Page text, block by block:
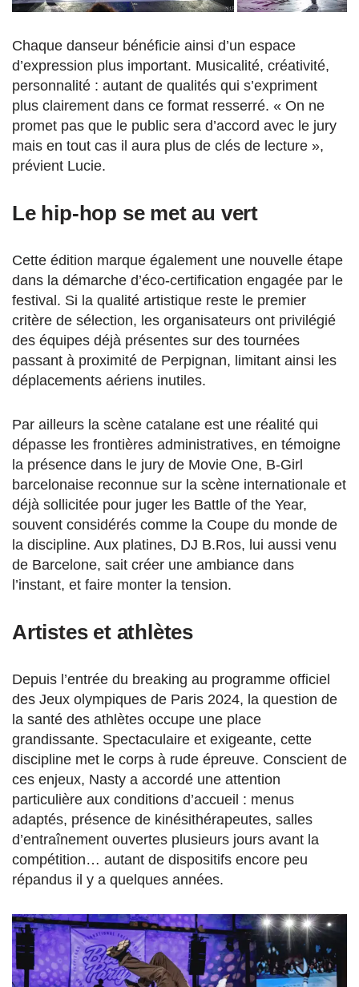
Chaque danseur bénéficie ainsi d’un espace
d’expression plus important. Musicalité, créativité,
personnalité : autant de qualités qui s’expriment
plus clairement dans ce format resserré. « On ne
promet pas que le public sera d’accord avec le jury
mais en tout cas il aura plus de clés de lecture »,
prévient Lucie.
Le hip-hop se met au vert
Cette édition marque également une nouvelle étape
dans la démarche d’éco-certification engagée par le
festival. Si la qualité artistique reste le premier
critère de sélection, les organisateurs ont privilégié
des équipes déjà présentes sur des tournées
passant à proximité de Perpignan, limitant ainsi les
déplacements aériens inutiles.
Par ailleurs la scène catalane est une réalité qui
dépasse les frontières administratives, en témoigne
la présence dans le jury de Movie One, B-Girl
barcelonaise reconnue sur la scène internationale et
déjà sollicitée pour juger les Battle of the Year,
souvent considérés comme la Coupe du monde de
la discipline. Aux platines, DJ B.Ros, lui aussi venu
de Barcelone, sait créer une ambiance dans
l’instant, et faire monter la tension.
Artistes et athlètes
Depuis l’entrée du breaking au programme officiel
des Jeux olympiques de Paris 2024, la question de
la santé des athlètes occupe une place
grandissante. Spectaculaire et exigeante, cette
discipline met le corps à rude épreuve. Conscient de
ces enjeux, Nasty a accordé une attention
particulière aux conditions d’accueil : menus
adaptés, présence de kinésithérapeutes, salles
d’entraînement ouvertes plusieurs jours avant la
compétition… autant de dispositifs encore peu
répandus il y a quelques années.